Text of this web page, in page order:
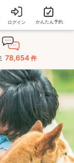
ログイン かんたん予約
78,654 件